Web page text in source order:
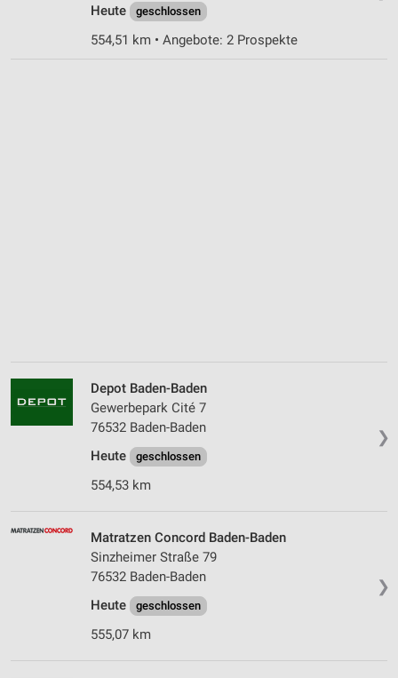
Heute geschlossen
554,51 km • Angebote: 2 Prospekte
❯
Depot Baden-Baden
Gewerbepark Cité 7
76532 Baden-Baden
Heute
geschlossen
554,53 km
❯
Matratzen Concord Baden-Baden
Sinzheimer Straße 79
76532 Baden-Baden
Heute
geschlossen
555,07 km